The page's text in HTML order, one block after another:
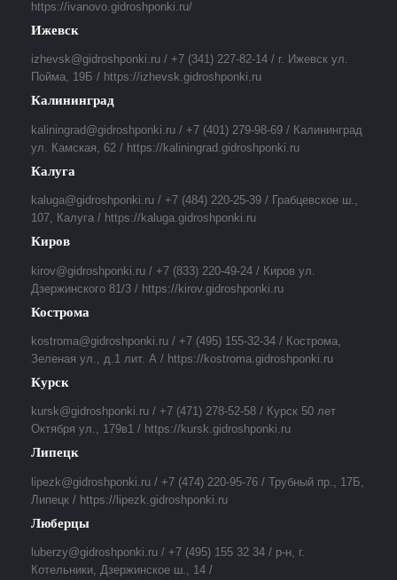
https://ivanovo.gidroshponki.ru/
Ижевск
izhevsk@gidroshponki.ru / +7 (341) 227-82-14 / г. Ижевск ул.
Пойма, 19Б / https://izhevsk.gidroshponki.ru
Калининград
kaliningrad@gidroshponki.ru / +7 (401) 279-98-69 / Калининград
ул. Камская, 62 / https://kaliningrad.gidroshponki.ru
Калуга
kaluga@gidroshponki.ru / +7 (484) 220-25-39 / Грабцевское ш.,
107, Калуга / https://kaluga.gidroshponki.ru
Киров
kirov@gidroshponki.ru / +7 (833) 220-49-24 / Киров ул.
Дзержинского 81/3 / https://kirov.gidroshponki.ru
Кострома
kostroma@gidroshponki.ru / +7 (495) 155-32-34 / Кострома,
Зеленая ул., д.1 лит. А / https://kostroma.gidroshponki.ru
Курск
kursk@gidroshponki.ru / +7 (471) 278-52-58 / Курск 50 лет
Октября ул., 179в1 / https://kursk.gidroshponki.ru
Липецк
lipezk@gidroshponki.ru / +7 (474) 220-95-76 / Трубный пр., 17Б,
Липецк / https://lipezk.gidroshponki.ru
Люберцы
luberzy@gidroshponki.ru / +7 (495) 155 32 34 / р-н, г.
Котельники, Дзержинское ш., 14 /